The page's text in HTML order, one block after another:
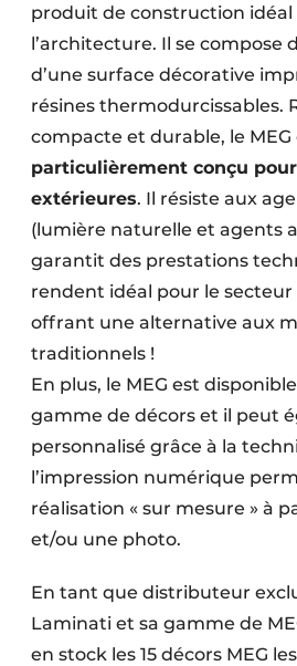
produit de construction idéal
l’architecture. Il se compose
d’une surface décorative
résines thermodurcissables.
compacte et durable, le MEG
particulièrement conçu
extérieures. Il résiste aux
(lumière naturelle et agents
garantit des prestations
rendent idéal pour le
offrant une alternative aux
traditionnels !
En plus, le MEG est
gamme de décors et il peut
personnalisé grâce à la
l’impression numérique
réalisation « sur mesure » à
et/ou une photo.
En tant que distributeur
Laminati et sa gamme de
en stock les 15 décors MEG